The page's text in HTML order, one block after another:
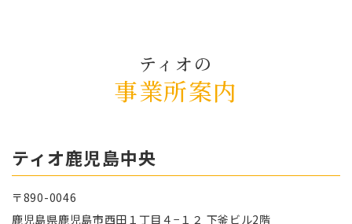
ティオの
事業所案内
ティオ⿅児島中央
〒890-0046
⿅児島県⿅児島市⻄⽥１丁⽬４−１２ 下釜ビル2階